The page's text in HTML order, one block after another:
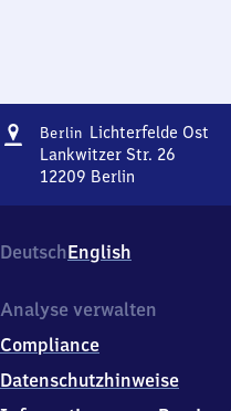
Adresse
Berlin Lichterfelde Ost
Lankwitzer Str. 26
12209 Berlin
Ost,
Lankwitzer
26,
2
2
DeutschEnglish
Analyse verwalten
Compliance
Datenschutzhinweise